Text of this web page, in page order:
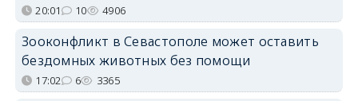
20:01 10 4906
Зооконфликт в Севастополе может оставить
бездомных животных без помощи
17:02 6 3365